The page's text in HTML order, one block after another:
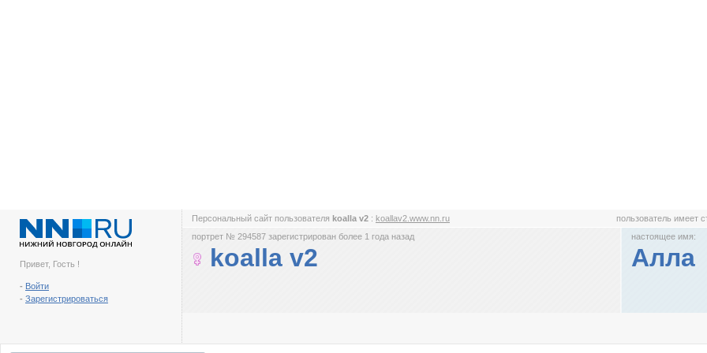
Привет, Гость !
- Войти
- Зарегистрироваться
Персональный сайт пользователя koalla v2 : koallav2.www.nn.ru пользователь имеет
портрет № 294587 зарегистрирован более 1 года назад
koalla v2
настоящее имя:
Алла